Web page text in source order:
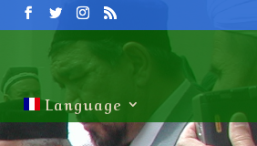
Language